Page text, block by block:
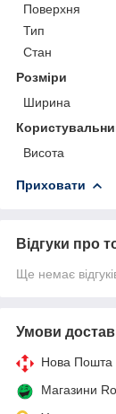
Поверхня
Тип
Стан
Розміри
Ширина
Висота
Приховати
Відгуки про
Ще немає
Умови
Нова Пошта
Магазини